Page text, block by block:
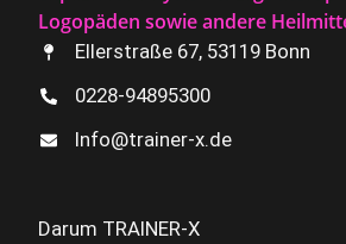
Logopäden sowie andere
Ellerstraße 67, 53119 Bonn
0228-94895300
Info@trainer-x.de
Darum TRAINER-X